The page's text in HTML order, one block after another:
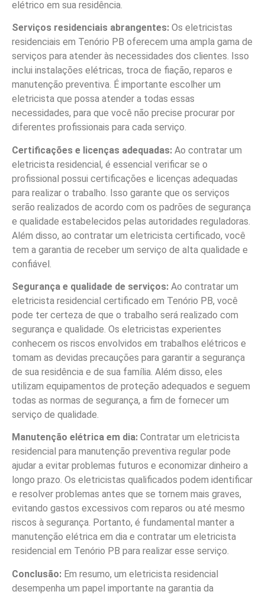
elétrico em sua residência.
Serviços residenciais abrangentes: Os eletricistas
residenciais em Tenório PB oferecem uma ampla gama de
serviços para atender às necessidades dos clientes. Isso
inclui instalações elétricas, troca de fiação, reparos e
manutenção preventiva. É importante escolher um
eletricista que possa atender a todas essas
necessidades, para que você não precise procurar por
diferentes profissionais para cada serviço.
Certificações e licenças adequadas: Ao contratar um
eletricista residencial, é essencial verificar se o
profissional possui certificações e licenças adequadas
para realizar o trabalho. Isso garante que os serviços
serão realizados de acordo com os padrões de segurança
e qualidade estabelecidos pelas autoridades reguladoras.
Além disso, ao contratar um eletricista certificado, você
tem a garantia de receber um serviço de alta qualidade e
confiável.
Segurança e qualidade de serviços: Ao contratar um
eletricista residencial certificado em Tenório PB, você
pode ter certeza de que o trabalho será realizado com
segurança e qualidade. Os eletricistas experientes
conhecem os riscos envolvidos em trabalhos elétricos e
tomam as devidas precauções para garantir a segurança
de sua residência e de sua família. Além disso, eles
utilizam equipamentos de proteção adequados e seguem
todas as normas de segurança, a fim de fornecer um
serviço de qualidade.
Manutenção elétrica em dia: Contratar um eletricista
residencial para manutenção preventiva regular pode
ajudar a evitar problemas futuros e economizar dinheiro a
longo prazo. Os eletricistas qualificados podem identificar
e resolver problemas antes que se tornem mais graves,
evitando gastos excessivos com reparos ou até mesmo
riscos à segurança. Portanto, é fundamental manter a
manutenção elétrica em dia e contratar um eletricista
residencial em Tenório PB para realizar esse serviço.
Conclusão: Em resumo, um eletricista residencial
desempenha um papel importante na garantia da